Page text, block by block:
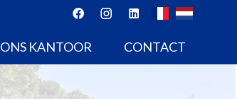
ONS KANTOOR CONTACT